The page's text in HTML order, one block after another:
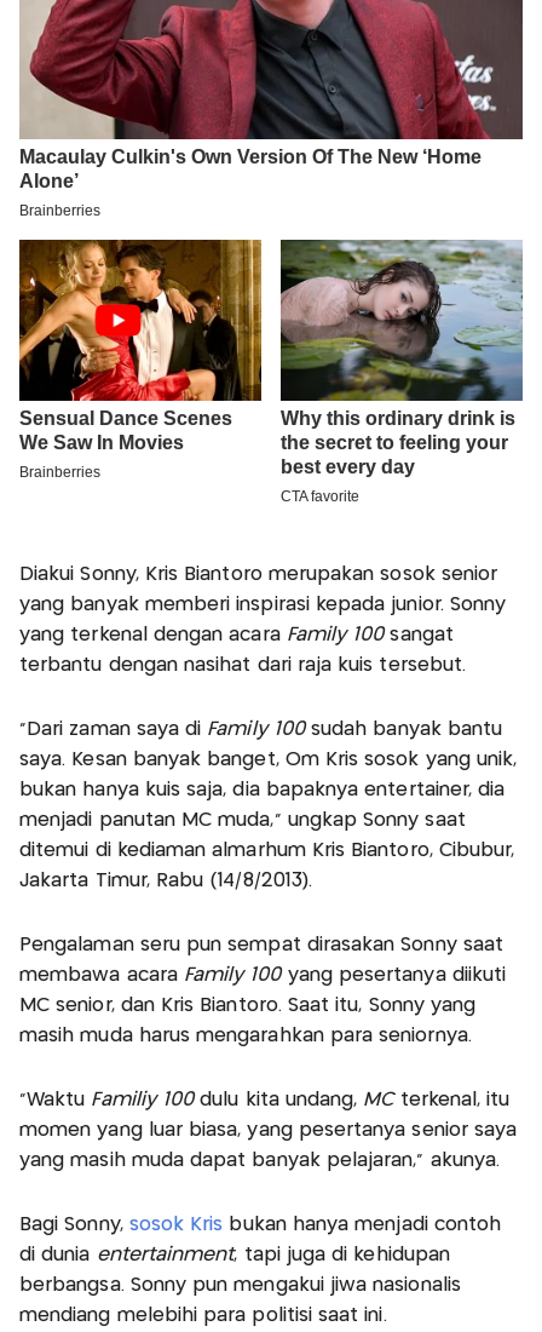
Diakui Sonny, Kris Biantoro merupakan sosok senior
yang banyak memberi inspirasi kepada junior. Sonny
yang terkenal dengan acara Family 100sangat
terbantu dengan nasihat dari raja kuis tersebut.
"Dari zaman saya di Family 100sudah banyak bantu
saya. Kesan banyak banget, Om Kris sosok yang unik,
bukan hanya kuis saja, dia bapaknya entertainer, dia
menjadi panutan MC muda," ungkap Sonny saat
ditemui di kediaman almarhum Kris Biantoro, Cibubur,
Jakarta Timur, Rabu (14/8/2013).
Pengalaman seru pun sempat dirasakan Sonny saat
membawa acara Family 100yang pesertanya diikuti
MC senior, dan Kris Biantoro. Saat itu, Sonny yang
masih muda harus mengarahkan para seniornya.
"Waktu Familiy 100dulu kita undang, MC terkenal, itu
momen yang luar biasa, yang pesertanya senior saya
yang masih muda dapat banyak pelajaran," akunya.
Bagi Sonny, sosok Kris bukan hanya menjadi contoh
di dunia entertainment, tapi juga di kehidupan
berbangsa. Sonny pun mengakui jiwa nasionalis
mendiang melebihi para politisi saat ini.